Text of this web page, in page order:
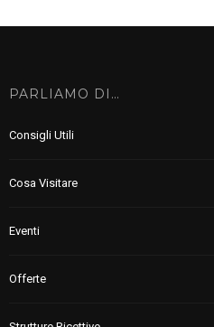
PARLIAMO DI…
Consigli Utili
Cosa Visitare
Eventi
Offerte